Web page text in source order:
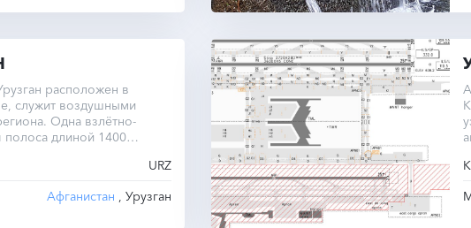
расположен в
служит воздушными
Одна взлётно-
полоса длиной 1400
Операционная зона
URZ
Афганистан , Урузган